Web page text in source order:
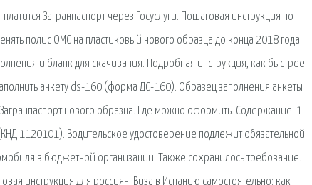
Загранпаспорт через Госуслуги. Пошаговая инструкция по
полис ОМС на пластиковый нового образца до конца 2018 года
и бланк для скачивания. Подробная инструкция, как быстрее
анкету ds-160 (форма ДС-160). Образец заполнения анкеты
нового образца. Где можно оформить. Содержание. 1
1120101). Водительское удостоверение подлежит обязательной
в бюджетной организации. Также сохранилось требование.
инструкция для россиян. Виза в Испанию самостоятельно: как